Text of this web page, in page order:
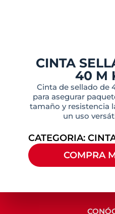
CINTA
40 M
Cinta de sellado de
para asegurar
tamaño y resistencia
un uso
CATEGORIA:
COMPRA